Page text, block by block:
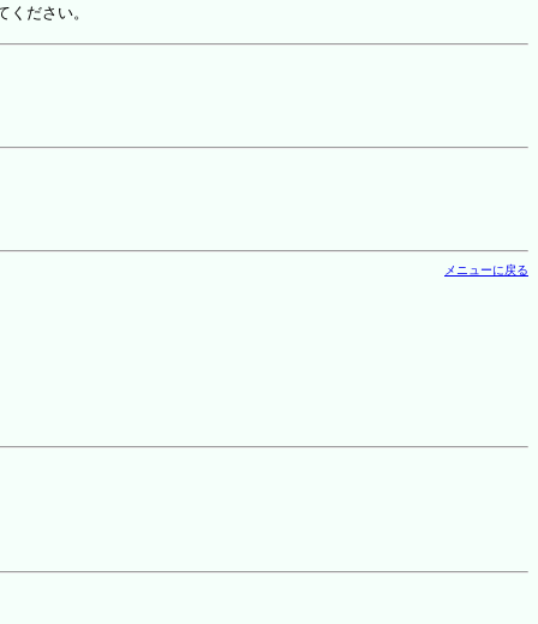
ださい。
メニューに戻る